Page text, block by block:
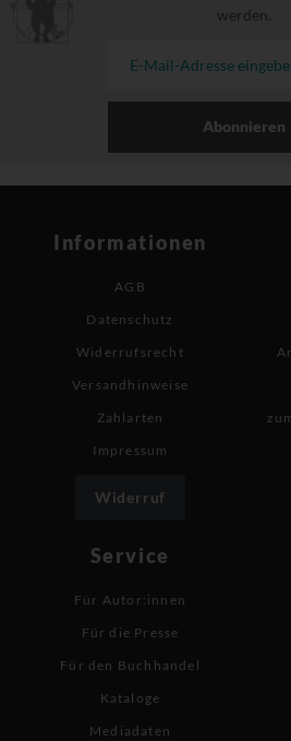
werden.
Abonnieren
Informationen
AGB
Datenschutz
Widerrufsrecht
Versandhinweise
Zahlarten
Impressum
Widerruf
Service
Für Autor:innen
Für die Presse
Für den Buchhandel
Kataloge
Mediadaten